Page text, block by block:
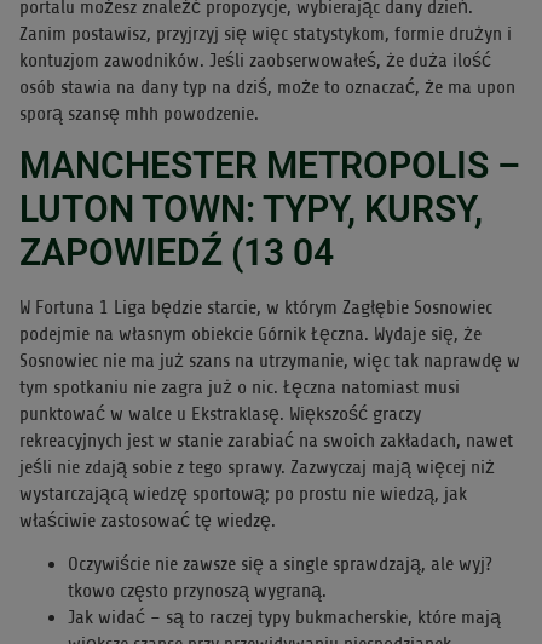
portalu możesz znaleźć propozycje, wybierając dany dzień.
Zanim postawisz, przyjrzyj się więc statystykom, formie drużyn i
kontuzjom zawodników. Jeśli zaobserwowałeś, że duża ilość
osób stawia na dany typ na dziś, może to oznaczać, że ma upon
sporą szansę mhh powodzenie.
MANCHESTER METROPOLIS –
LUTON TOWN: TYPY, KURSY,
ZAPOWIEDŹ (13 04
W Fortuna 1 Liga będzie starcie, w którym Zagłębie Sosnowiec
podejmie na własnym obiekcie Górnik Łęczna. Wydaje się, że
Sosnowiec nie ma już szans na utrzymanie, więc tak naprawdę w
tym spotkaniu nie zagra już o nic. Łęczna natomiast musi
punktować w walce u Ekstraklasę. Większość graczy
rekreacyjnych jest w stanie zarabiać na swoich zakładach, nawet
jeśli nie zdają sobie z tego sprawy. Zazwyczaj mają więcej niż
wystarczającą wiedzę sportową; po prostu nie wiedzą, jak
właściwie zastosować tę wiedzę.
Oczywiście nie zawsze się a single sprawdzają, ale wyj?
tkowo często przynoszą wygraną.
Jak widać – są to raczej typy bukmacherskie, które mają